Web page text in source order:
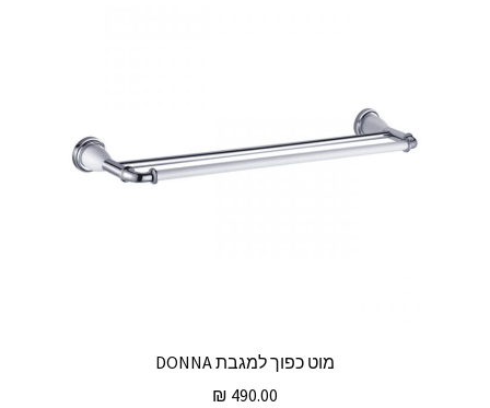
מוט כפוך למגבת DONNA
₪ 490.00